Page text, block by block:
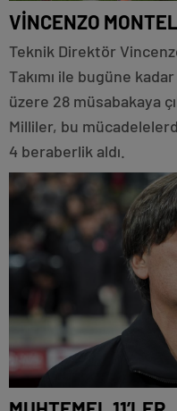
VİNCENZO
Teknik Direktör
Takımı ile bugüne
üzere 28 müsabakaya
Milliler, bu
4 beraberlik aldı.